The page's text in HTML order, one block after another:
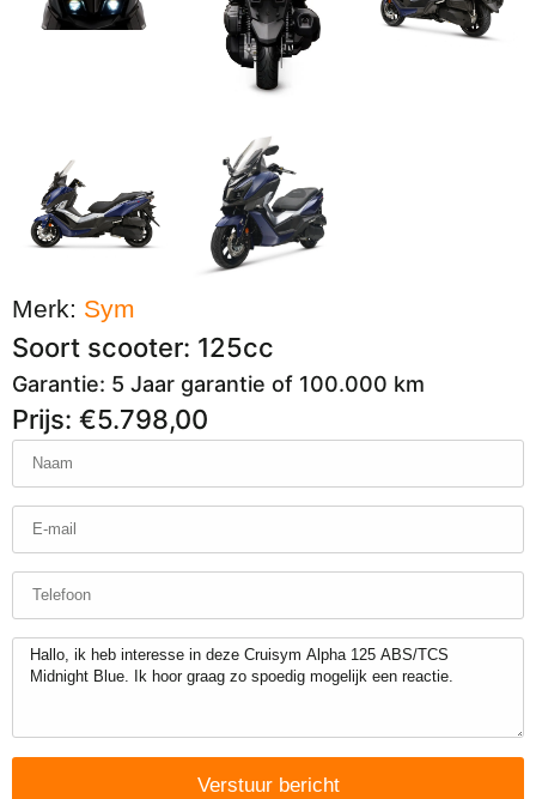
Merk: Sym
Soort scooter: 125cc
Garantie: 5 Jaar garantie of 100.000 km
Prijs: €5.798,00
Verstuur bericht